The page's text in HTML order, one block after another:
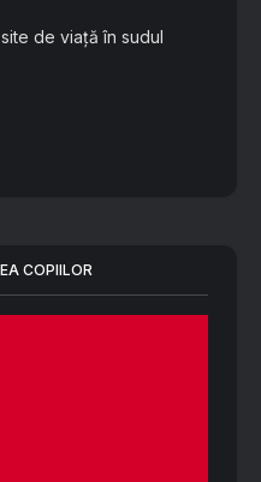
de viață în sudul
COPIILOR